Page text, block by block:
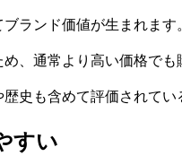
ランド価値が生まれます。
、通常より高い価格でも
史も含めて評価されてい
すい